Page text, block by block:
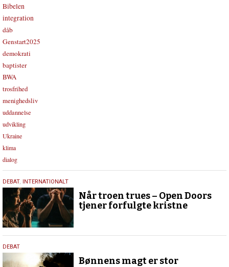
Bibelen
integration
dåb
Genstart2025
demokrati
baptister
BWA
trosfrihed
menighedsliv
uddannelse
udvikling
Ukraine
klima
dialog
11.
februar
2026
DEBAT, INTERNATIONALT
Når troen trues – Open Doors
tjener forfulgte kristne
15.
oktober
DEBAT
Bønnens magt er stor